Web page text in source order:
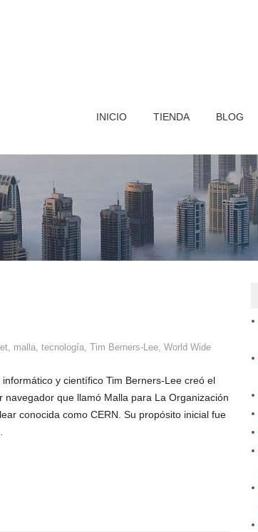
INICIO TIENDA BLOG
, malla, tecnología, Tim Berners-Lee, World Wide
y científico Tim Berners-Lee creó el
navegador que llamó Malla para La Organización
conocida como CERN. Su propósito inicial fue